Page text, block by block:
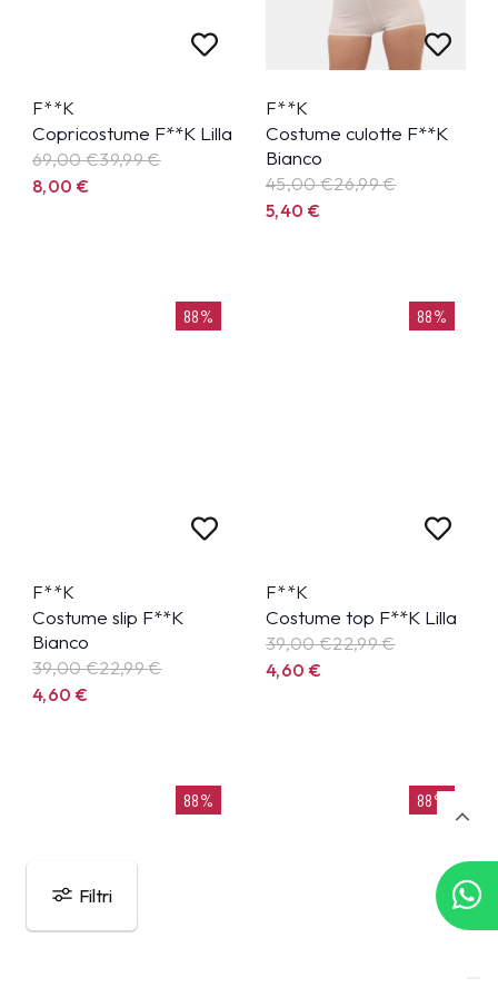
Filtri
F**K
Copricostume F**K Lilla
69,00 €39,99€
8,00 €
F**K
Costume culotte F**K
Bianco
45,00 €26,99€
5,40 €
88%
F**K
Costume slip F**K
Bianco
39,00 €22,99€
4,60 €
88%
F**K
Costume top F**K Lilla
39,00 €22,99€
4,60 €
88% 88%